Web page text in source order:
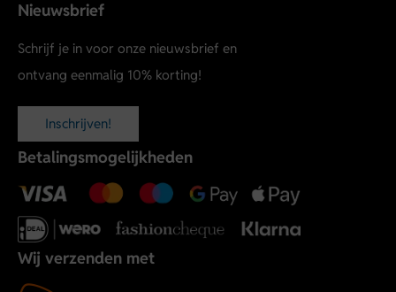
Nieuwsbrief
Schrijf je in voor onze nieuwsbrief en
ontvang eenmalig 10% korting!
Inschrijven!
Betalingsmogelijkheden
Wij verzenden met